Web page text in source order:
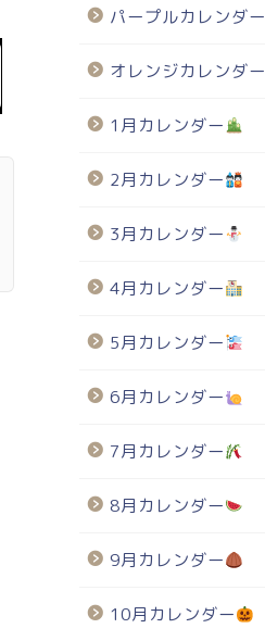
パープルカレンダー
オレンジカレンダー
1月カレンダー
2月カレンダー
3月カレンダー
4月カレンダー
5月カレンダー
6月カレンダー
7月カレンダー
8月カレンダー
9月カレンダー
10月カレンダー